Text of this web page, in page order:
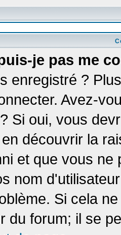
je pas me
enregistré ?
Avez-
Si oui, vous
découvrir la
et que vous
nom
Si cela
du forum; il se